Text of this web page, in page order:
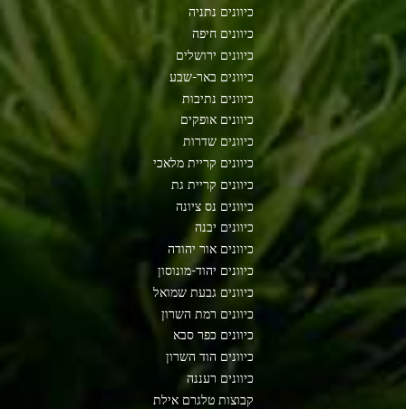
כיוונים נתניה
כיוונים חיפה
כיוונים ירושלים
כיוונים באר-שבע
כיוונים נתיבות
כיוונים אופקים
כיוונים שדרות
כיוונים קריית מלאכי
כיוונים קריית גת
כיוונים נס ציונה
כיוונים יבנה
כיוונים אור יהודה
כיוונים יהוד-מונוסון
כיוונים גבעת שמואל
כיוונים רמת השרון
כיוונים כפר סבא
כיוונים הוד השרון
כיוונים רעננה
קבוצות טלגרם אילת